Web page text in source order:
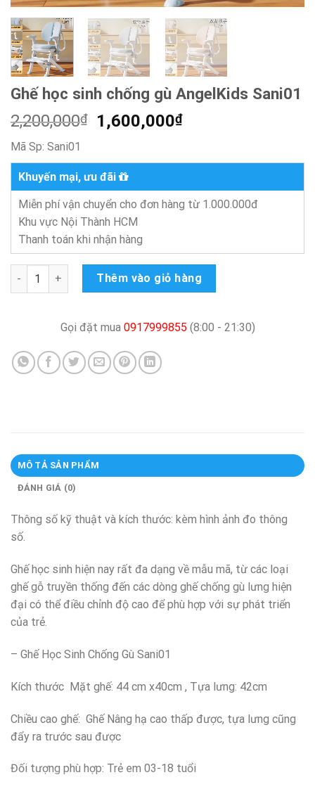
Ghế học sinh chống gù AngelKids Sani01
2,200,000₫
Giá
2,200,000₫.
1,600,000₫Giá
1,600,000₫.
Mã Sp: Sani01
Khuyến mại, ưu đãi
Miễn phí vận chuyển cho đơn hàng từ 1.000.000đ
Khu vực Nội Thành HCM
Thanh toán khi nhận hàng
Ghế học sinh chống gù AngelKids Sani01 số lượng
Thêm vào giỏ hàng
Gọi đặt mua 0917999855 (8:00 - 21:30)
MÔ TẢ SẢN PHẨM
ĐÁNH GIÁ (0)
Thông số kỹ thuật và kích thước: kèm hình ảnh đo thông
số.
Ghế học sinh hiện nay rất đa dạng về mẫu mã, từ các loại
ghế gỗ truyền thống đến các dòng ghế chống gù lưng hiện
đại có thể điều chỉnh độ cao để phù hợp với sự phát triển
của trẻ.
– Ghế Học Sinh Chống Gù Sani01
Kích thước Mặt ghế: 44 cm x40cm , Tựa lưng: 42cm
Chiều cao ghế: Ghế Nâng hạ cao thấp được, tựa lưng cũng
đẩy ra trước sau được
Đối tượng phù hợp: Trẻ em 03-18 tuổi